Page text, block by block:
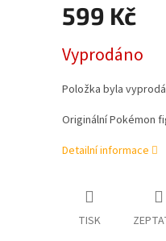
599 Kč
cena:
Vyprodáno
Položka byla
Originální Pokémon
Detailní informace
TISK